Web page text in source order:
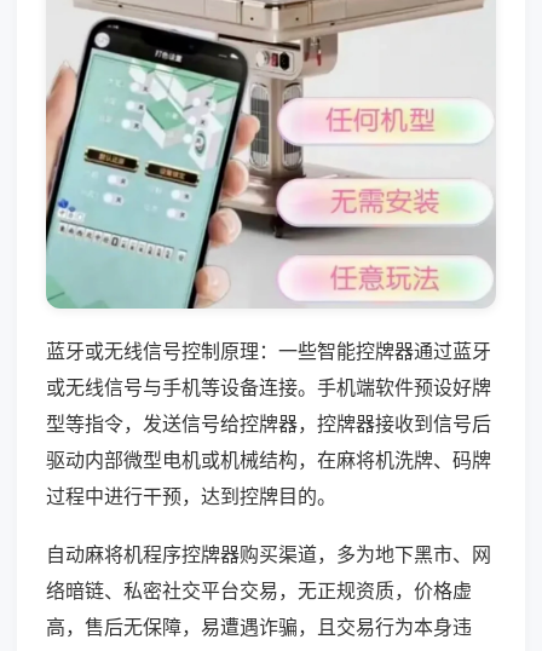
蓝牙或无线信号控制原理：一些智能控牌器通过蓝牙
或无线信号与手机等设备连接。手机端软件预设好牌
型等指令，发送信号给控牌器，控牌器接收到信号后
驱动内部微型电机或机械结构，在麻将机洗牌、码牌
过程中进行干预，达到控牌目的。
自动麻将机程序控牌器购买渠道，多为地下黑市、网
络暗链、私密社交平台交易，无正规资质，价格虚
高，售后无保障，易遭遇诈骗，且交易行为本身违